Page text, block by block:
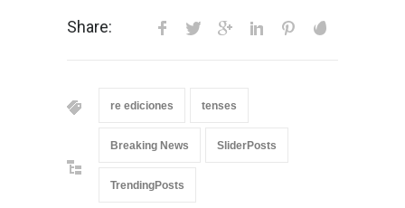
Share:
re ediciones tenses
Breaking News SliderPosts
TrendingPosts